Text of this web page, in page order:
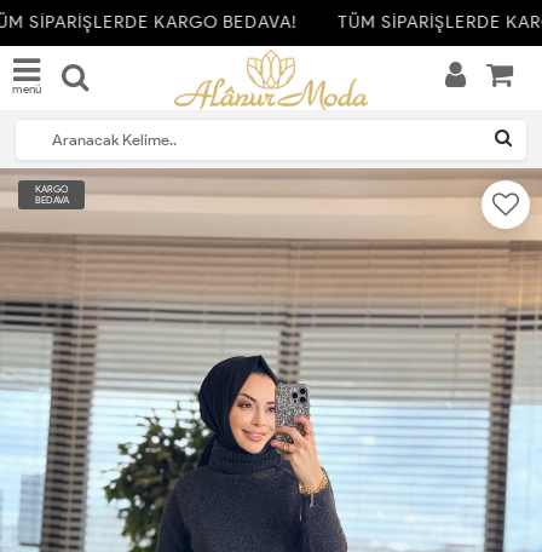
SİPARİŞLERDE KARGO BEDAVA! TÜM SİPARİŞLERDE
menü
KARGO
BEDAVA